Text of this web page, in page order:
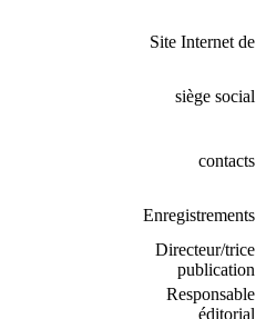
Site Internet de
siège social
contacts
Enregistrements
Directeur/trice
publication
Responsable
éditorial